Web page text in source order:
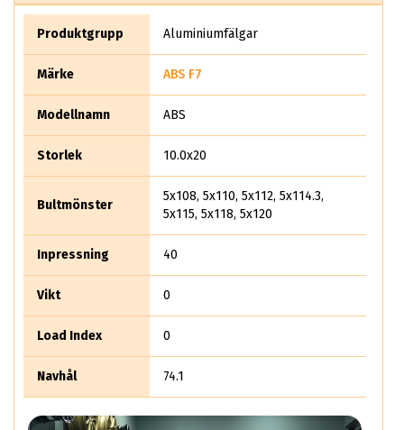
Nya ABS F7 finns i 19 och 20 tum och väger endast från 9,5
Produktgrupp Aluminiumfälgar
Märke ABS F7
Modellnamn ABS
Storlek 10.0x20
Bultmönster
5x108, 5x110, 5x112, 5x114.3,
5x115, 5x118, 5x120
Inpressning 40
Vikt 0
Load Index 0
Navhål 74.1